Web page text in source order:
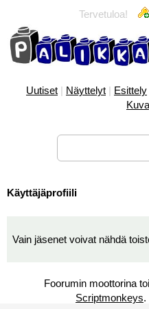
Tervetuloa!
Uutiset | Näyttelyt | Esittely
Käyttäjäprofiili
Vain jäsenet voivat nähdä
Foorumin moottorina
Scriptmonkeys.